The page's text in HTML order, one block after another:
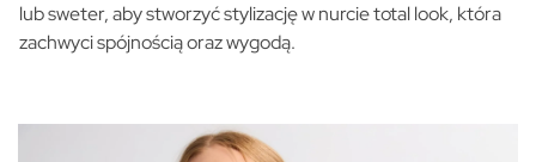
lub sweter, aby stworzyć stylizację w nurcie total look, która
zachwyci spójnością oraz wygodą.